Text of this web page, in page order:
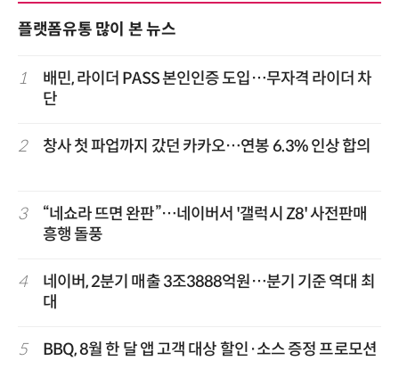
플랫폼유통 많이 본 뉴스
1
배민, 라이더 PASS 본인인증 도입…무자격 라이더 차
단
2 창사 첫 파업까지 갔던 카카오…연봉 6.3% 인상 합의
3
“네쇼라 뜨면 완판”…네이버서 '갤럭시 Z8' 사전판매
흥행 돌풍
4
네이버, 2분기 매출 3조3888억원…분기 기준 역대 최
대
5 BBQ, 8월 한 달 앱 고객 대상 할인·소스 증정 프로모션